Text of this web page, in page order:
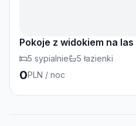
Pokoje z widokiem na las
5 sypialnie 5 łazienki
0PLN / noc